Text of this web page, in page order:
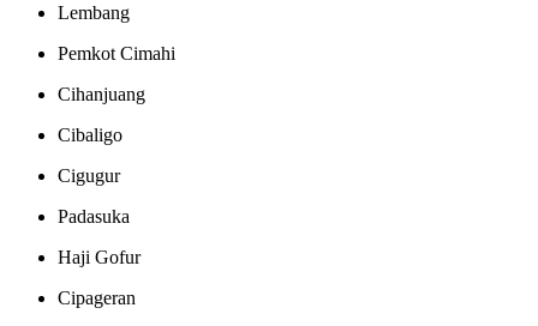
Lembang
Pemkot Cimahi
Cihanjuang
Cibaligo
Cigugur
Padasuka
Haji Gofur
Cipageran